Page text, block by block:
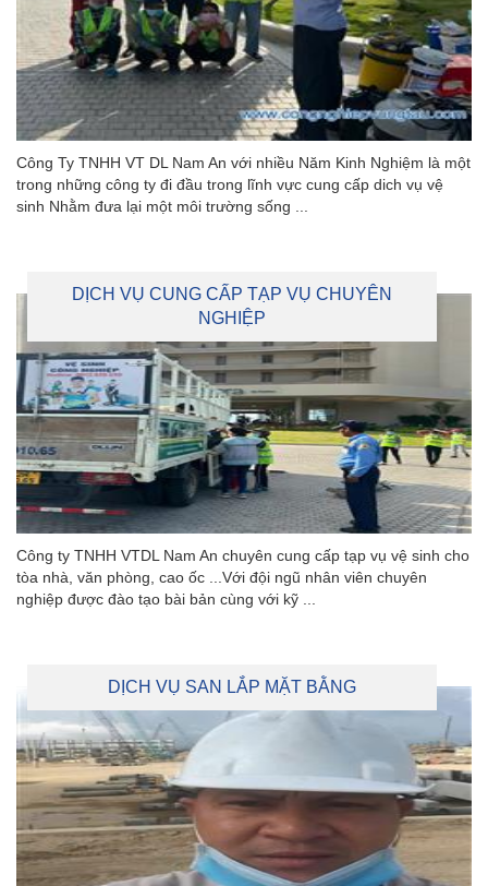
Công Ty TNHH VT DL Nam An với nhiều Năm Kinh Nghiệm là một
trong những công ty đi đầu trong lĩnh vực cung cấp dich vụ vệ
sinh Nhằm đưa lại một môi trường sống ...
DỊCH VỤ CUNG CẤP TẠP VỤ CHUYÊN
NGHIỆP
Công ty TNHH VTDL Nam An chuyên cung cấp tạp vụ vệ sinh cho
tòa nhà, văn phòng, cao ốc ...Với đội ngũ nhân viên chuyên
nghiệp được đào tạo bài bản cùng với kỹ ...
DỊCH VỤ SAN LẮP MẶT BẰNG